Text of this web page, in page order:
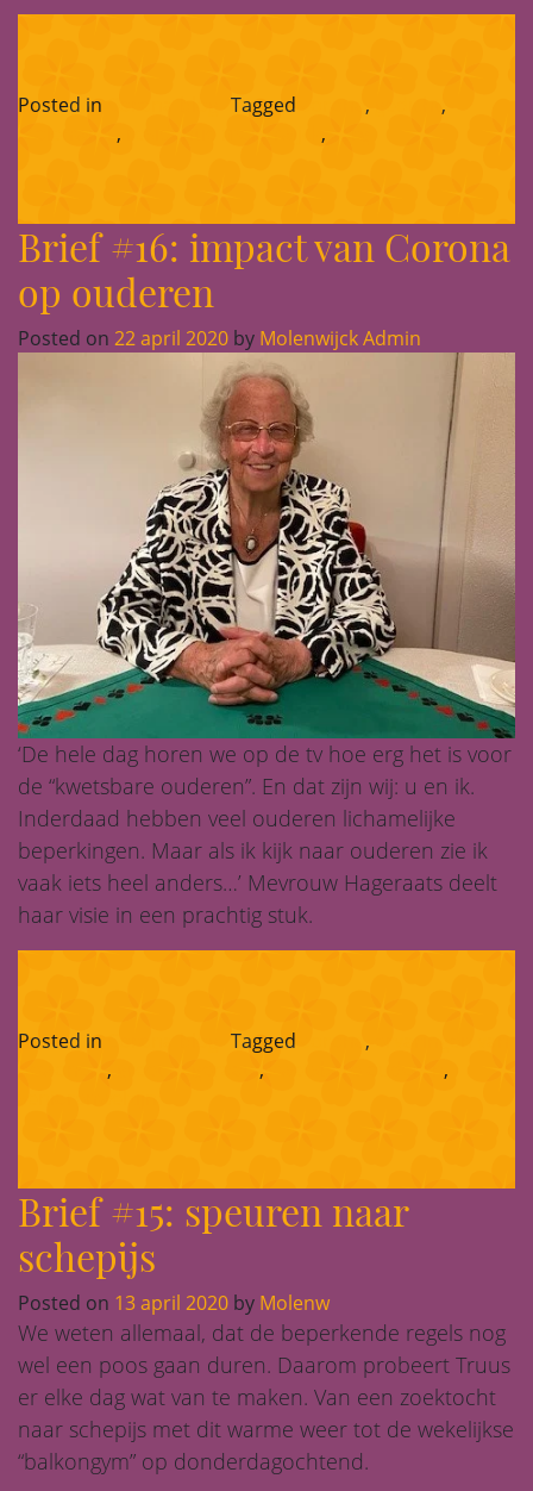
Posted in Tagged ,
,
, ,
Brief #16: impact van Corona
op ouderen
Posted on 22 april 2020 by Molenwijck Admin
‘De hele dag horen we op de tv hoe erg het is voor
de “kwetsbare ouderen”. En dat zijn wij: u en ik.
Inderdaad hebben veel ouderen lichamelijke
beperkingen. Maar als ik kijk naar ouderen zie ik
vaak iets heel anders…’ Mevrouw Hageraats deelt
haar visie in een prachtig stuk.
Posted in Tagged ,
, ,
,
Brief #15: speuren naar
schepijs
Posted on 13 april 2020 by Molenw
We weten allemaal, dat de beperkende regels nog
wel een poos gaan duren. Daarom probeert Truus
er elke dag wat van te maken. Van een zoektocht
naar schepijs met dit warme weer tot de wekelijkse
“balkongym” op donderdagochtend.